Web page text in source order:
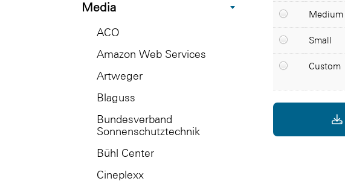
Media
ACO
Amazon Web Services
Artweger
Blaguss
Bundesverband
Sonnenschutztechnik
Bühl Center
Cineplexx
Medium
Small
Custom